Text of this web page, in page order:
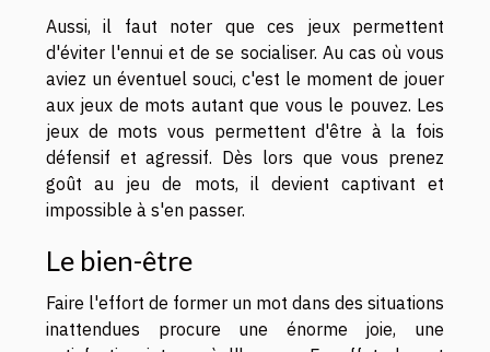
Aussi, il faut noter que ces jeux permettent
d'éviter l'ennui et de se socialiser. Au cas où vous
aviez un éventuel souci, c'est le moment de jouer
aux jeux de mots autant que vous le pouvez. Les
jeux de mots vous permettent d'être à la fois
défensif et agressif. Dès lors que vous prenez
goût au jeu de mots, il devient captivant et
impossible à s'en passer.
Le bien-être
Faire l'effort de former un mot dans des situations
inattendues procure une énorme joie, une